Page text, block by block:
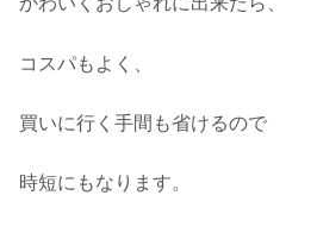
コスパもよく、
買いに行く手間も省けるので
時短にもなります。